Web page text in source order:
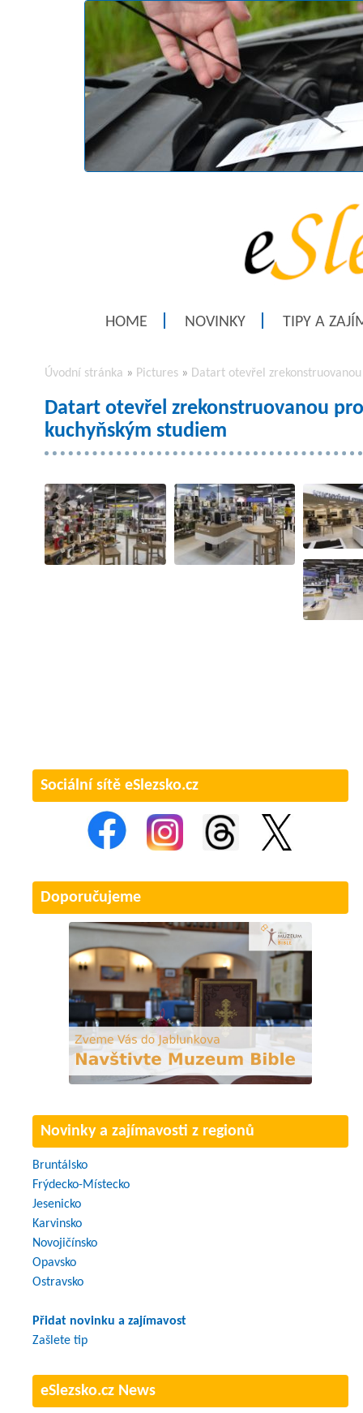
HOME NOVINKY TIPY A
Úvodní stránka » Pictures » Datart otevřel
Datart otevřel zrekonstruovanou
kuchyňským studiem
Sociální sítě eSlezsko.cz
Doporučujeme
Novinky a zajímavosti z regionů
Bruntálsko
Frýdecko-Místecko
Jesenicko
Karvinsko
Novojičínsko
Opavsko
Ostravsko
Přidat novinku a zajímavost
Zašlete tip
eSlezsko.cz News